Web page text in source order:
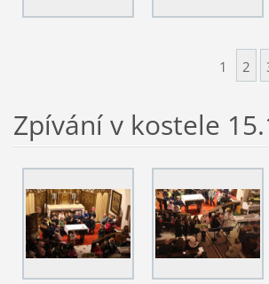
1 2
Zpívání v kostele